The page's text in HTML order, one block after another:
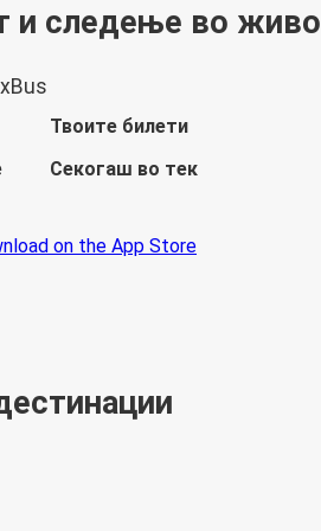
и следење во живо
Твоите билети
Секогаш во тек